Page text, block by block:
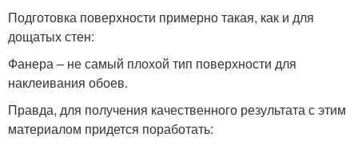
Подготовка поверхности примерно такая, как и для
дощатых стен:
Фанера – не самый плохой тип поверхности для
наклеивания обоев.
Правда, для получения качественного результата с этим
материалом придется поработать: